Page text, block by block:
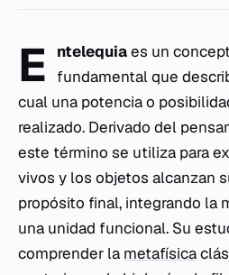
E ntelequiaes un
fundamental que
cual una potencia o
realizado. Derivado del
este término se utiliza para
vivos y los objetos alcanzan
propósito final, integrando la
una unidad funcional. Su
comprender la metafísica